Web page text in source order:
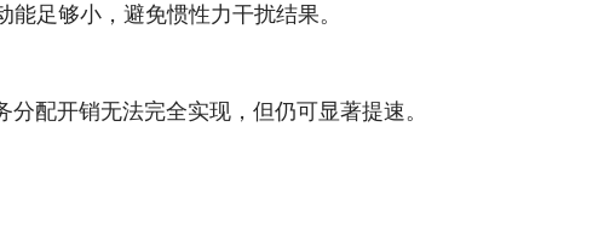
足够小，避免惯性力干扰结果。
配开销无法完全实现，但仍可显著提速。